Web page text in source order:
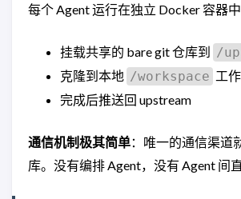
每个 Agent 运行在独立 Docker 容器中
挂载共享的 bare git 仓库到 /
克隆到本地 /workspace 工作
完成后推送回 upstream
通信机制极其简单：唯一的通信渠道
库。没有编排 Agent，没有 Agent 间